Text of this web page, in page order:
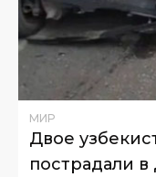
МИР
Двое
пострадали